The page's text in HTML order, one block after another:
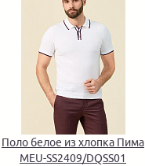
Поло белое из хлопка Пима
MEU-SS2409/DQSS01